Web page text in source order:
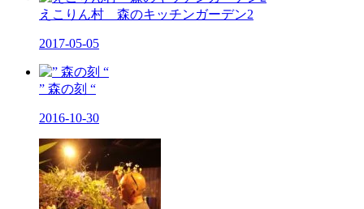
えこりん村 森のキッチンガーデン2
2017-05-05
” 森の刻 “
2016-10-30